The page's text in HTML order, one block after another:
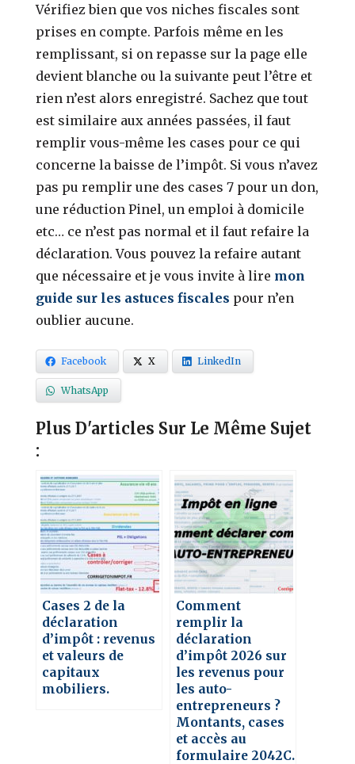
Vérifiez bien que vos niches fiscales sont
prises en compte. Parfois même en les
remplissant, si on repasse sur la page elle
devient blanche ou la suivante peut l’être et
rien n’est alors enregistré. Sachez que tout
est similaire aux années passées, il faut
remplir vous-même les cases pour ce qui
concerne la baisse de l’impôt. Si vous n’avez
pas pu remplir une des cases 7 pour un don,
une réduction Pinel, un emploi à domicile
etc… ce n’est pas normal et il faut refaire la
déclaration. Vous pouvez la refaire autant
que nécessaire et je vous invite à lire mon
guide sur les astuces fiscales pour n’en
oublier aucune.
Facebook X LinkedIn
WhatsApp
Plus D'articles Sur Le Même Sujet
:
Cases 2 de la
déclaration
d’impôt : revenus
et valeurs de
capitaux
mobiliers.
Comment
remplir la
déclaration
d’impôt 2026 sur
les revenus pour
les auto-
entrepreneurs ?
Montants, cases
et accès au
formulaire 2042C.